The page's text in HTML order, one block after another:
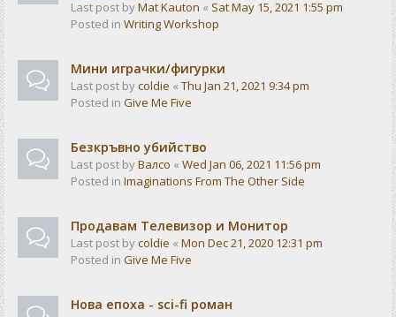
Last post byMat Kauton « Sat May 15, 2021 1:55 pm
Posted in Writing Workshop
Мини играчки/фигурки
Last post bycoldie « Thu Jan 21, 2021 9:34 pm
Posted in Give Me Five
Безкръвно убийство
Last post byВалсо « Wed Jan 06, 2021 11:56 pm
Posted in Imaginations From The Other Side
Продавам Телевизор и Монитор
Last post bycoldie « Mon Dec 21, 2020 12:31 pm
Posted in Give Me Five
Нова епоха - sci-fi роман